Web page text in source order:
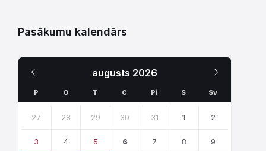
Pasākumu kalendārs
augusts 2026
Mēnesis
P O T C Pi S Sv
calendar
27 28 29 30 31 1 2
3 4 5 6 7 8 9